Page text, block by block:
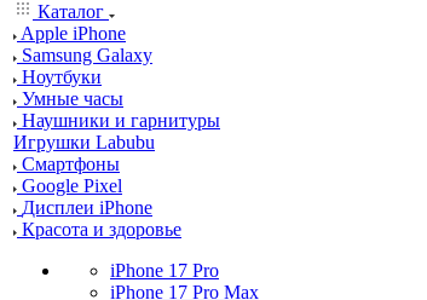
Каталог
Apple iPhone
Samsung Galaxy
Ноутбуки
Умные часы
Наушники и гарнитуры
Игрушки Labubu
Смартфоны
Google Pixel
Дисплеи iPhone
Красота и здоровье
iPhone 17 Pro
iPhone 17 Pro Max